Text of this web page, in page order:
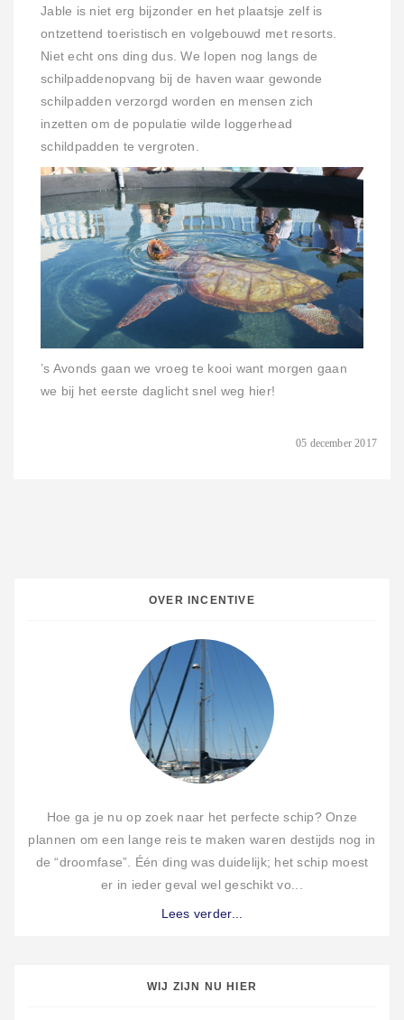
05 december 2017
Jable is niet erg bijzonder en het plaatsje zelf is
ontzettend toeristisch en volgebouwd met resorts.
Niet echt ons ding dus. We lopen nog langs de
schilpaddenopvang bij de haven waar gewonde
schilpadden verzorgd worden en mensen zich
inzetten om de populatie wilde loggerhead
schildpadden te vergroten.
’s Avonds gaan we vroeg te kooi want morgen gaan
we bij het eerste daglicht snel weg hier!
OVER INCENTIVE
Hoe ga je nu op zoek naar het perfecte schip? Onze
plannen om een lange reis te maken waren destijds nog in
de “droomfase”. Één ding was duidelijk; het schip moest
er in ieder geval wel geschikt vo...
Lees verder...
WIJ ZIJN NU HIER